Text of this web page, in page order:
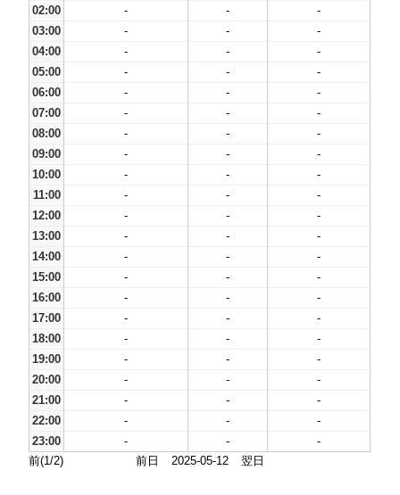
02:00
- -
-
03:00
- -
-
04:00
- -
-
05:00
- -
-
06:00
- -
-
07:00
- -
-
08:00
- -
-
09:00
- -
-
10:00
- -
-
11:00
- -
-
12:00
- -
-
13:00
- -
-
14:00
- -
-
15:00
- -
-
16:00
- -
-
17:00
- -
-
18:00
- -
-
19:00
- -
-
20:00
- -
-
21:00
- -
-
22:00
- -
-
23:00
- -
-
前(1/2)
前日 2025-05-12 翌日